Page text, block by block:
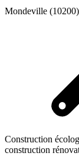
Mondeville (10200)
Construction
construction